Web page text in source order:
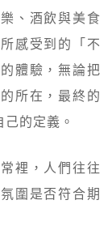
、酒飲與美食
感受到的「不
體驗，無論把
所在，最終的
的定義。
裡，人們往往
圍是否符合期